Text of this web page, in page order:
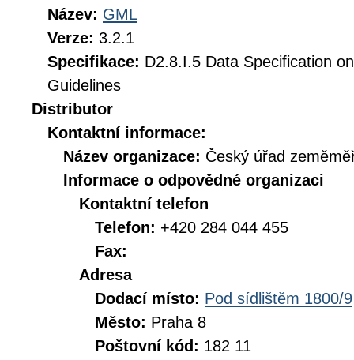
Název: GML
Verze: 3.2.1
Specifikace: D2.8.I.5 Data Specification
Guidelines
Distributor
Kontaktní informace:
Název organizace: Český úřad
Informace o odpovědné organizaci
Kontaktní telefon
Telefon: +420 284 044 455
Fax:
Adresa
Dodací místo: Pod sídlištěm 1800/9
Město: Praha 8
Poštovní kód: 182 11